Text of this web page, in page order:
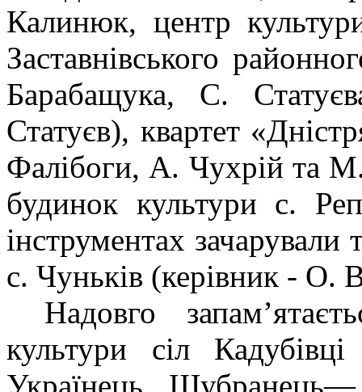
Калинюк, центр
Заставнівського
Барабащука, С.
Статуєв), квартет
Фалібоги, А. Чухрій та
будинок культури с.
інструментах зачарували
с. Чуньків (керівник - О.
Надовго
культури сіл
Українець,